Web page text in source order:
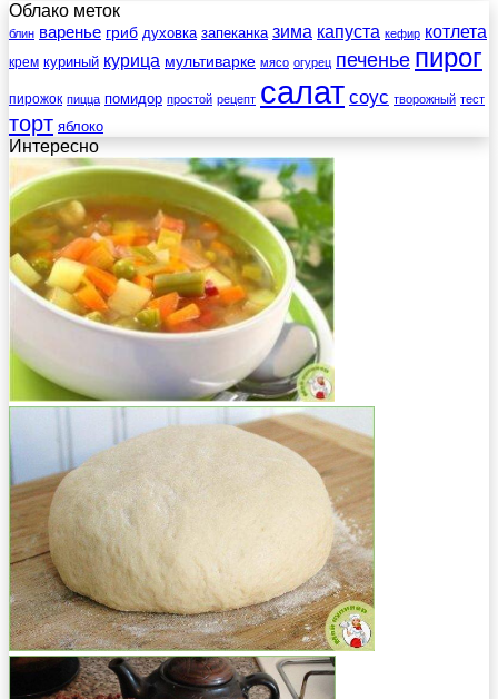
Облако меток
блин варенье гриб духовка запеканка зима капуста кефир котлета
крем куриный курица мультиварке мясо огурец печенье пирог
пирожок пицца помидор простой рецепт салат соус творожный тест
торт яблоко
Интересно